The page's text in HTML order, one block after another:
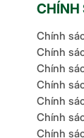
CHÍNH
Chính
Chính
Chính
Chính
Chính
Chính
Chính